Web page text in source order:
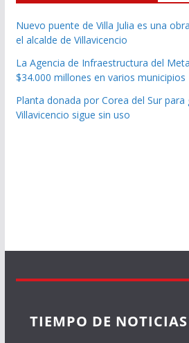
Nuevo puente de Villa Julia es una
el alcalde de Villavicencio
La Agencia de Infraestructura del
$34.000 millones en varios municipios
Planta donada por Corea del Sur
Villavicencio sigue sin uso
TIEMPO DE NOTICIAS